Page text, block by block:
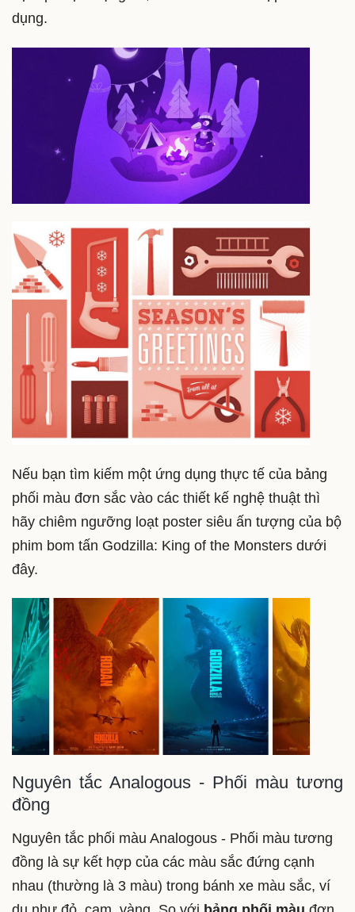
dụng.
Nếu bạn tìm kiếm một ứng dụng thực tế của bảng
phối màu đơn sắc vào các thiết kế nghệ thuật thì
hãy chiêm ngưỡng loạt poster siêu ấn tượng của bộ
phim bom tấn Godzilla: King of the Monsters dưới
đây.
Nguyên tắc Analogous - Phối màu tương
đồng
Nguyên tắc phối màu Analogous - Phối màu tương
đồng là sự kết hợp của các màu sắc đứng cạnh
nhau (thường là 3 màu) trong bánh xe màu sắc, ví